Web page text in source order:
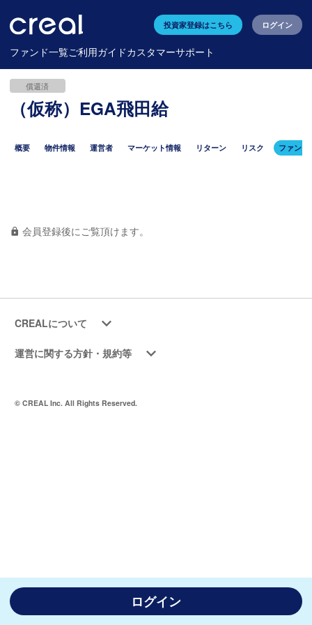
投資家登録はこちら ログイン
ファンド一覧ご利用ガイドカスタマーサポート
償還済
（仮称）EGA飛田給
概要 物件情報 運営者 マーケット情報 リターン リスク ファンド
会員登録後にご覧頂けます。
ログイン
CREALについて
運営に関する方針・規約等
© CREAL Inc. All Rights Reserved.